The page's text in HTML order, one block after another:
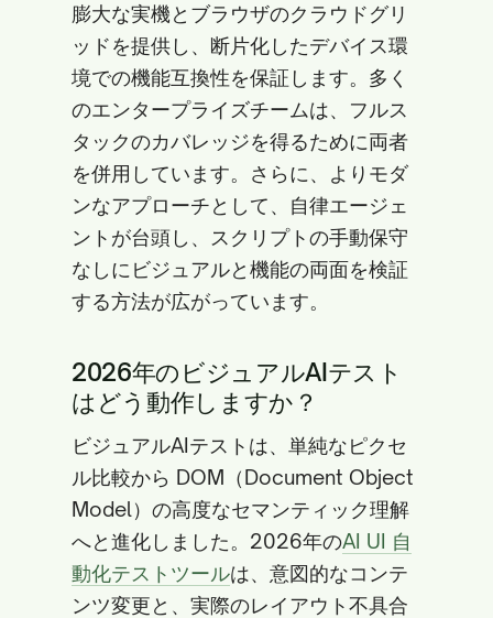
膨大な実機とブラウザのクラウドグリ
ッドを提供し、断片化したデバイス環
境での機能互換性を保証します。多く
のエンタープライズチームは、フルス
タックのカバレッジを得るために両者
を併用しています。さらに、よりモダ
ンなアプローチとして、自律エージェ
ントが台頭し、スクリプトの手動保守
なしにビジュアルと機能の両面を検証
する方法が広がっています。
2026年のビジュアルAIテスト
はどう動作しますか？
ビジュアルAIテストは、単純なピクセ
ル比較から DOM（Document Object
Model）の高度なセマンティック理解
へと進化しました。2026年のAI UI 自
動化テストツールは、意図的なコンテ
ンツ変更と、実際のレイアウト不具合